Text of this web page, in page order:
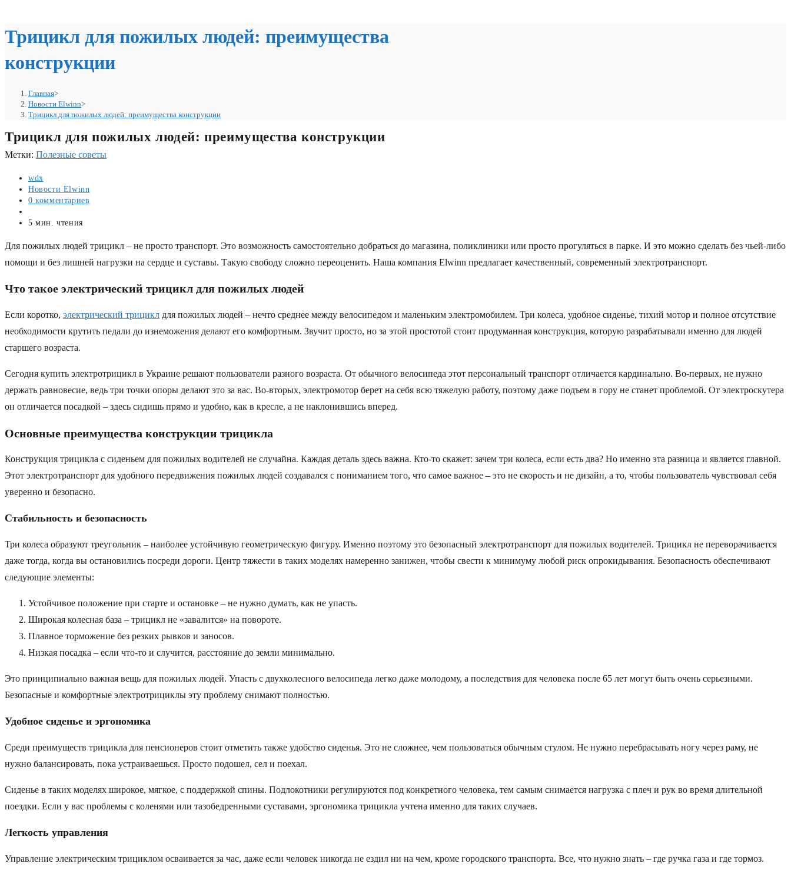
Трицикл для пожилых людей: преимущества
конструкции
Главная>
Новости Elwinn>
Трицикл для пожилых людей: преимущества конструкции
Трицикл для пожилых людей: преимущества конструкции
Метки: Полезные советы
Автор
записи:
wdx
Рубрика
записи:
Новости Elwinn
Комментарии
записи:
0 комментариев
опубликована:
Время
5 мин. чтения
Для пожилых людей трицикл – не просто транспорт. Это возможность самостоятельно добраться до магазина, поликлиники или просто прогуляться в парке. И это можно сделать без чьей-либо
помощи и без лишней нагрузки на сердце и суставы. Такую свободу сложно переоценить. Наша компания Elwinn предлагает качественный, современный электротранспорт.
Что такое электрический трицикл для пожилых людей
Если коротко, электрический трицикл для пожилых людей – нечто среднее между велосипедом и маленьким электромобилем. Три колеса, удобное сиденье, тихий мотор и полное отсутствие
необходимости крутить педали до изнеможения делают его комфортным. Звучит просто, но за этой простотой стоит продуманная конструкция, которую разрабатывали именно для людей
старшего возраста.
Сегодня купить электротрицикл в Украине решают пользователи разного возраста. От обычного велосипеда этот персональный транспорт отличается кардинально. Во-первых, не нужно
держать равновесие, ведь три точки опоры делают это за вас. Во-вторых, электромотор берет на себя всю тяжелую работу, поэтому даже подъем в гору не станет проблемой. От электроскутера
он отличается посадкой – здесь сидишь прямо и удобно, как в кресле, а не наклонившись вперед.
Основные преимущества конструкции трицикла
Конструкция трицикла с сиденьем для пожилых водителей не случайна. Каждая деталь здесь важна. Кто-то скажет: зачем три колеса, если есть два? Но именно эта разница и является главной.
Этот электротранспорт для удобного передвижения пожилых людей создавался с пониманием того, что самое важное – это не скорость и не дизайн, а то, чтобы пользователь чувствовал себя
уверенно и безопасно.
Стабильность и безопасность
Три колеса образуют треугольник – наиболее устойчивую геометрическую фигуру. Именно поэтому это безопасный электротранспорт для пожилых водителей. Трицикл не переворачивается
даже тогда, когда вы остановились посреди дороги. Центр тяжести в таких моделях намеренно занижен, чтобы свести к минимуму любой риск опрокидывания. Безопасность обеспечивают
следующие элементы:
Устойчивое положение при старте и остановке – не нужно думать, как не упасть.
Широкая колесная база – трицикл не «завалится» на повороте.
Плавное торможение без резких рывков и заносов.
Низкая посадка – если что-то и случится, расстояние до земли минимально.
Это принципиально важная вещь для пожилых людей. Упасть с двухколесного велосипеда легко даже молодому, а последствия для человека после 65 лет могут быть очень серьезными.
Безопасные и комфортные электротрициклы эту проблему снимают полностью.
Удобное сиденье и эргономика
Среди преимуществ трицикла для пенсионеров стоит отметить также удобство сиденья. Это не сложнее, чем пользоваться обычным стулом. Не нужно перебрасывать ногу через раму, не
нужно балансировать, пока устраиваешься. Просто подошел, сел и поехал.
Сиденье в таких моделях широкое, мягкое, с поддержкой спины. Подлокотники регулируются под конкретного человека, тем самым снимается нагрузка с плеч и рук во время длительной
поездки. Если у вас проблемы с коленями или тазобедренными суставами, эргономика трицикла учтена именно для таких случаев.
Легкость управления
Управление электрическим трициклом осваивается за час, даже если человек никогда не ездил ни на чем, кроме городского транспорта. Все, что нужно знать – где ручка газа и где тормоз.